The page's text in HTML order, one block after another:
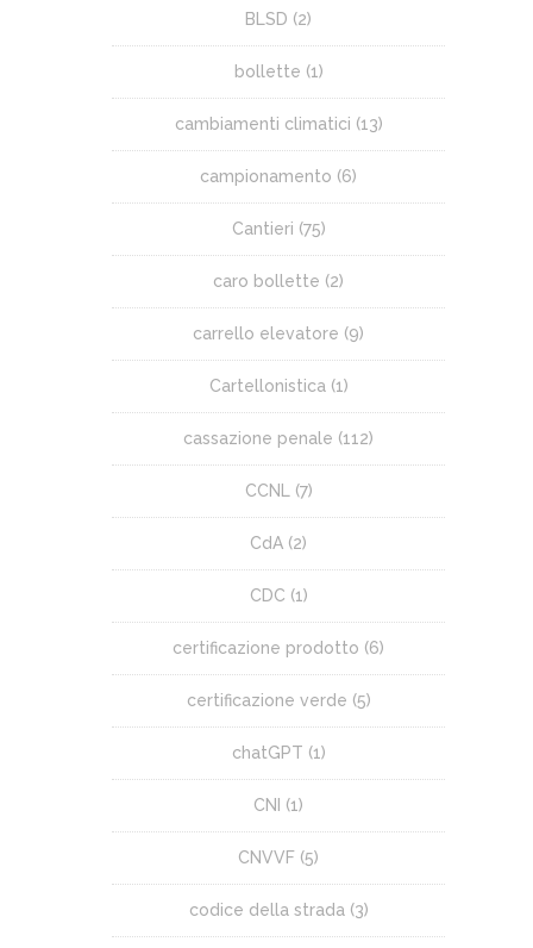
BLSD (2)
bollette (1)
cambiamenti climatici (13)
campionamento (6)
Cantieri (75)
caro bollette (2)
carrello elevatore (9)
Cartellonistica (1)
cassazione penale (112)
CCNL (7)
CdA (2)
CDC (1)
certificazione prodotto (6)
certificazione verde (5)
chatGPT (1)
CNI (1)
CNVVF (5)
codice della strada (3)